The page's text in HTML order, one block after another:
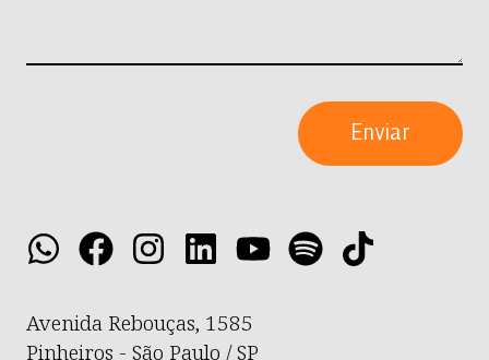
Enviar
Avenida Rebouças, 1585
Pinheiros - São Paulo / SP